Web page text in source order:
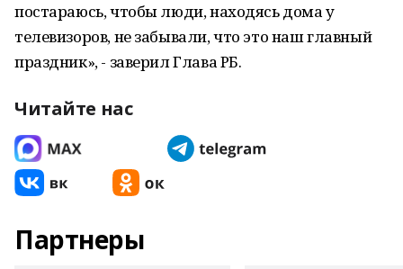
постараюсь, чтобы люди, находясь дома у
телевизоров, не забывали, что это наш главный
праздник», - заверил Глава РБ.
Читайте нас
Партнеры